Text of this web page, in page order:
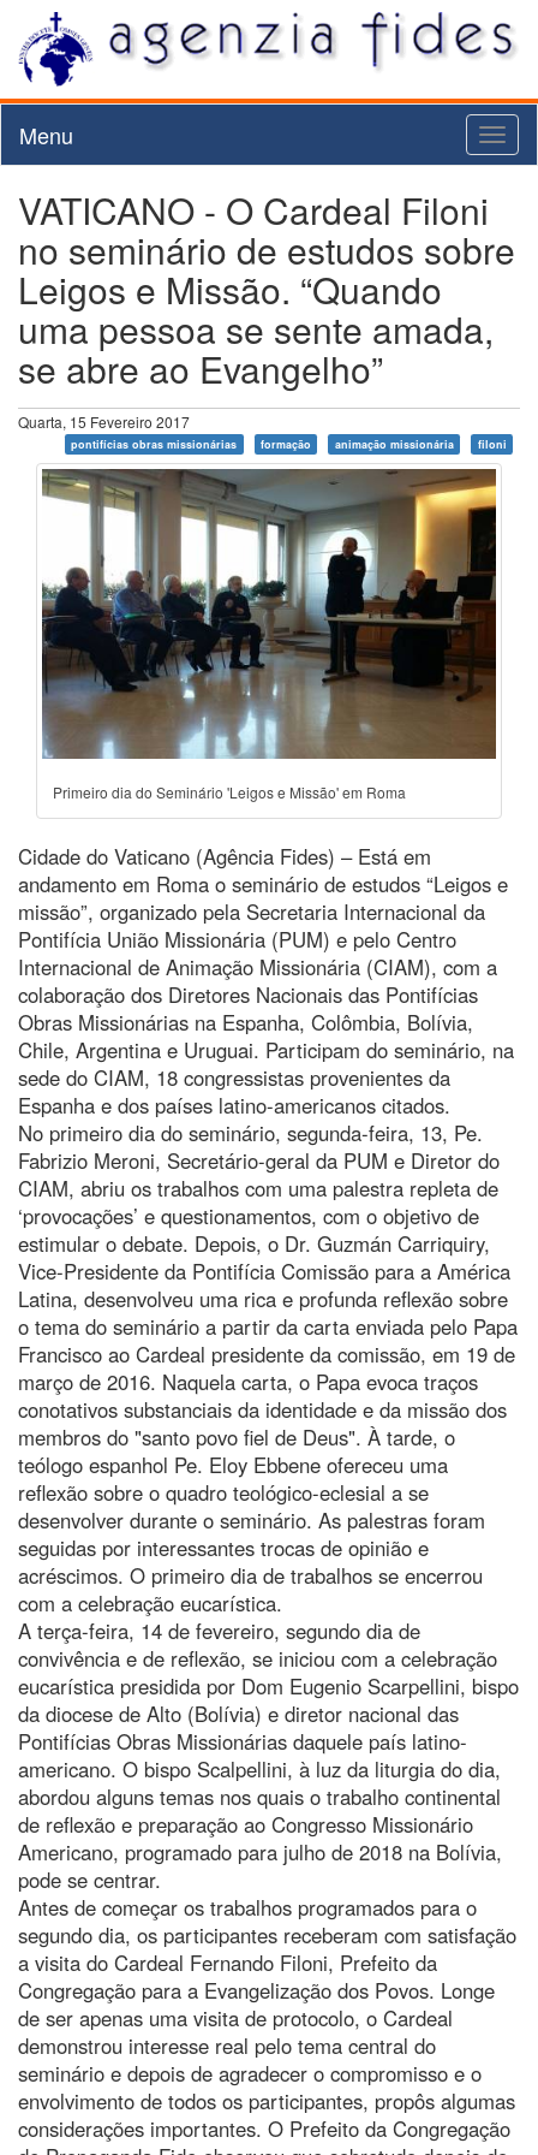
Menu
VATICANO - O Cardeal Filoni
no seminário de estudos sobre
Leigos e Missão. “Quando
uma pessoa se sente amada,
se abre ao Evangelho”
Quarta, 15 Fevereiro 2017
pontifícias obras missionárias formação animação missionária filoni
Primeiro dia do Seminário 'Leigos e Missão' em Roma
Cidade do Vaticano (Agência Fides) – Está em
andamento em Roma o seminário de estudos “Leigos e
missão”, organizado pela Secretaria Internacional da
Pontifícia União Missionária (PUM) e pelo Centro
Internacional de Animação Missionária (CIAM), com a
colaboração dos Diretores Nacionais das Pontifícias
Obras Missionárias na Espanha, Colômbia, Bolívia,
Chile, Argentina e Uruguai. Participam do seminário, na
sede do CIAM, 18 congressistas provenientes da
Espanha e dos países latino-americanos citados.
No primeiro dia do seminário, segunda-feira, 13, Pe.
Fabrizio Meroni, Secretário-geral da PUM e Diretor do
CIAM, abriu os trabalhos com uma palestra repleta de
‘provocações’ e questionamentos, com o objetivo de
estimular o debate. Depois, o Dr. Guzmán Carriquiry,
Vice-Presidente da Pontifícia Comissão para a América
Latina, desenvolveu uma rica e profunda reflexão sobre
o tema do seminário a partir da carta enviada pelo Papa
Francisco ao Cardeal presidente da comissão, em 19 de
março de 2016. Naquela carta, o Papa evoca traços
conotativos substanciais da identidade e da missão dos
membros do "santo povo fiel de Deus". À tarde, o
teólogo espanhol Pe. Eloy Ebbene ofereceu uma
reflexão sobre o quadro teológico-eclesial a se
desenvolver durante o seminário. As palestras foram
seguidas por interessantes trocas de opinião e
acréscimos. O primeiro dia de trabalhos se encerrou
com a celebração eucarística.
A terça-feira, 14 de fevereiro, segundo dia de
convivência e de reflexão, se iniciou com a celebração
eucarística presidida por Dom Eugenio Scarpellini, bispo
da diocese de Alto (Bolívia) e diretor nacional das
Pontifícias Obras Missionárias daquele país latino-
americano. O bispo Scalpellini, à luz da liturgia do dia,
abordou alguns temas nos quais o trabalho continental
de reflexão e preparação ao Congresso Missionário
Americano, programado para julho de 2018 na Bolívia,
pode se centrar.
Antes de começar os trabalhos programados para o
segundo dia, os participantes receberam com satisfação
a visita do Cardeal Fernando Filoni, Prefeito da
Congregação para a Evangelização dos Povos. Longe
de ser apenas uma visita de protocolo, o Cardeal
demonstrou interesse real pelo tema central do
seminário e depois de agradecer o compromisso e o
envolvimento de todos os participantes, propôs algumas
considerações importantes. O Prefeito da Congregação